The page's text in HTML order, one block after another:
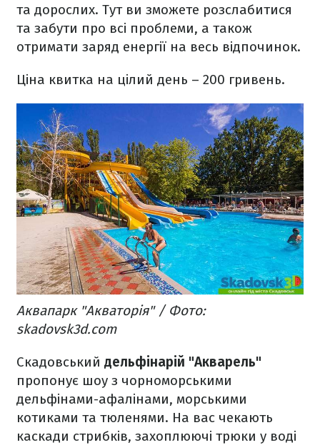
та дорослих. Тут ви зможете розслабитися
та забути про всі проблеми, а також
отримати заряд енергії на весь відпочинок.
Ціна квитка на цілий день – 200 гривень.
Аквапарк "Акваторія" / Фото:
skadovsk3d.com
Скадовський дельфінарій "Акварель"
пропонує шоу з чорноморськими
дельфінами-афалінами, морськими
котиками та тюленями. На вас чекають
каскади стрибків, захоплюючі трюки у воді